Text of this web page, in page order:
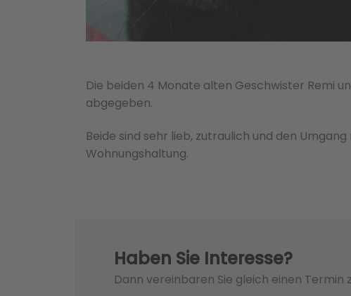
Die beiden 4 Monate alten Geschwister Remi
abgegeben.
Beide sind sehr lieb, zutraulich und den
Wohnungshaltung.
Haben Sie Interesse?
Dann vereinbaren Sie gleich einen Termin